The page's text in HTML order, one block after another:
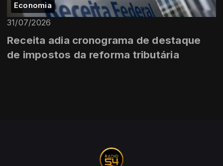
Economia
31/07/2026
Receita adia cronograma de destaque
de impostos da reforma tributária